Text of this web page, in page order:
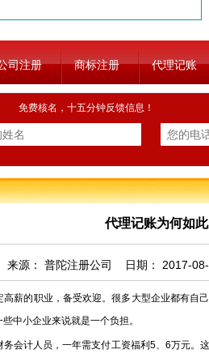
司注册 商标注册 代理记账
免费核名，十五分钟反馈信息！
代理记账为何如
来源： 普陀注册公司 日期： 2017-
的职业，备受欢迎。很多大型企业都有自
中小企业来说就是一个负担。
计人员，一年需支付工资福利5、6万元。